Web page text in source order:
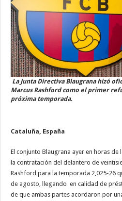
La Junta Directiva Blaugrana hizó
Marcus Rashford como el primer
próxima temporada.
Cataluña, España
El conjunto Blaugrana ayer en horas
la contratación del delantero de
Rashford para la temporada 2,025-26
de agosto, llegando en calidad de
de que ambas partes acordaron por